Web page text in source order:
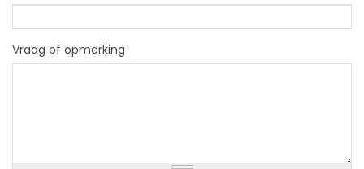
Vraag of opmerking